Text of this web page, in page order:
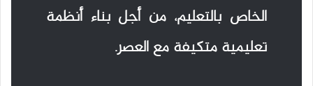
الخاص بالتعليم، من أجل بناء أنظمة
تعليمية متكيفة مع العصر.